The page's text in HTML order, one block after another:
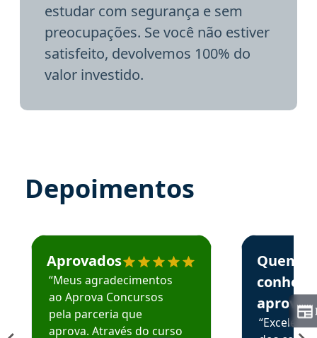
estudar com segurança e sem
preocupações. Se você não estiver
satisfeito, devolvemos 100% do
valor investido.
Depoimentos
Estudante José recomenda o Aprova Concursos em
Aprovados
“Meus agradecimentos
ao Aprova Concursos
pela parceria que
aprova. Através do curso
Estudante
Quem
aprova